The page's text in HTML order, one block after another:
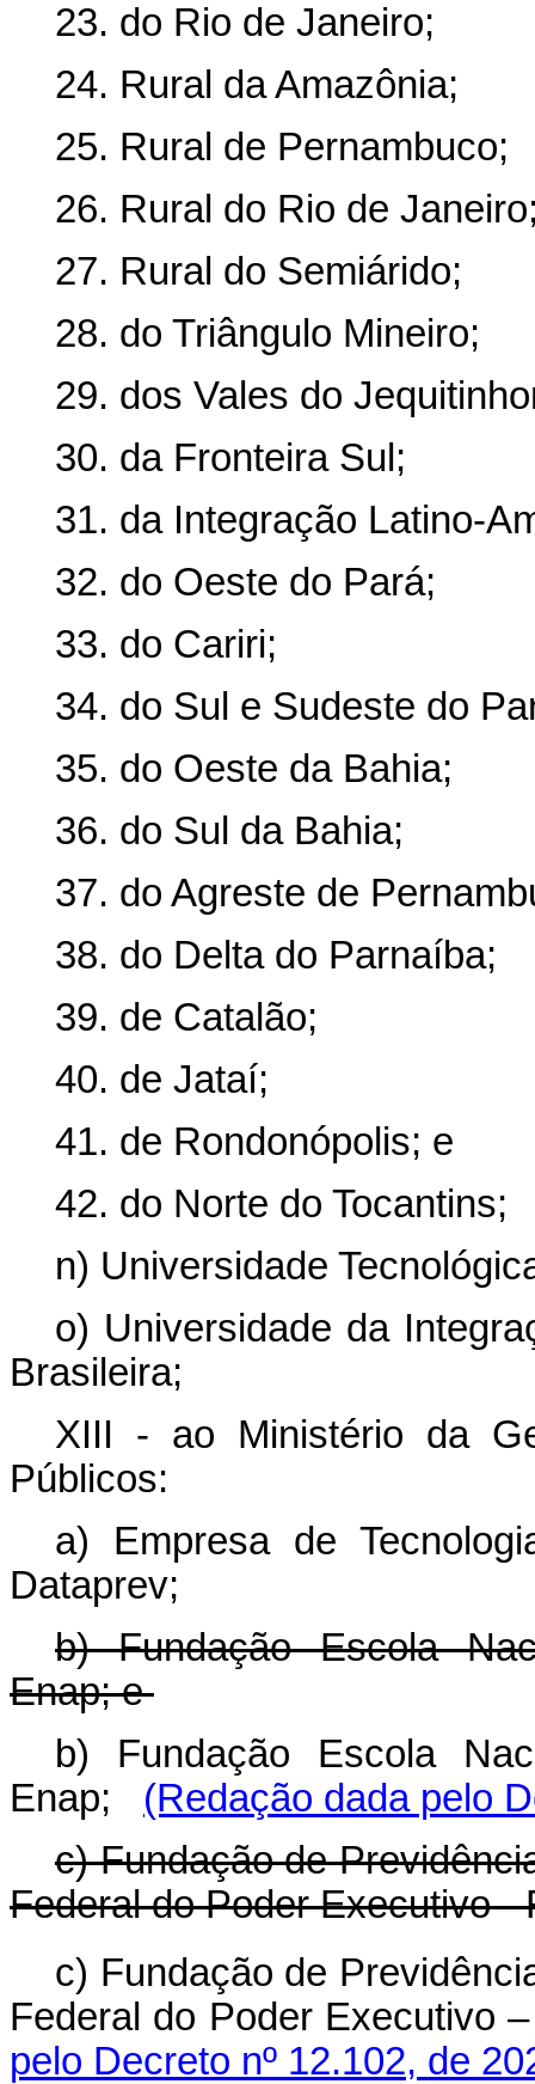
23. do Rio de Janeiro;
24. Rural da Amazônia;
25. Rural de Pernambuco;
26. Rural do Rio de
27. Rural do Semiárido;
28. do Triângulo Mineiro;
29. dos Vales do
30. da Fronteira Sul;
31. da Integração Latino-
32. do Oeste do Pará;
33. do Cariri;
34. do Sul e Sudeste do
35. do Oeste da Bahia;
36. do Sul da Bahia;
37. do Agreste de
38. do Delta do Parnaíba;
39. de Catalão;
40. de Jataí;
41. de Rondonópolis; e
42. do Norte do Tocantins;
n) Universidade
o) Universidade da
Brasileira;
XIII - ao Ministério da
Públicos:
a) Empresa de
Dataprev;
b) Fundação Escola
Enap; e
b) Fundação Escola
Enap; (Redação dada pelo
c) Fundação de
Federal do Poder Executivo -
c) Fundação de
Federal do Poder
pelo Decreto nº 12.102, de